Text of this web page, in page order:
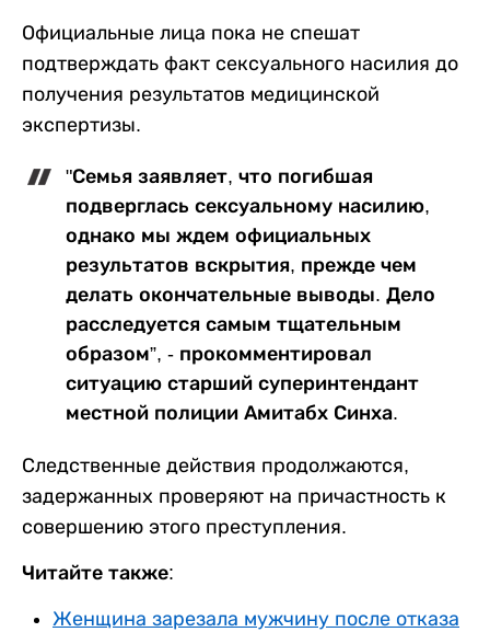
Официальные лица пока не спешат
подтверждать факт сексуального насилия до
получения результатов медицинской
экспертизы.
"Семья заявляет, что погибшая
подверглась сексуальному насилию,
однако мы ждем официальных
результатов вскрытия, прежде чем
делать окончательные выводы. Дело
расследуется самым тщательным
образом”, - прокомментировал
ситуацию старший суперинтендант
местной полиции Амитабх Синха.
Следственные действия продолжаются,
задержанных проверяют на причастность к
совершению этого преступления.
Читайте также:
Женщина зарезала мужчину после отказа